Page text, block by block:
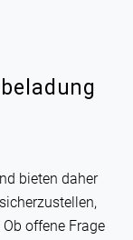
bieten daher
offene Frage